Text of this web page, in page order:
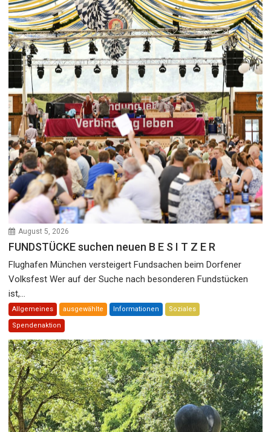
August 5, 2026
FUNDSTÜCKE suchen neuen B E S I T Z E R
Flughafen München versteigert Fundsachen beim Dorfener
Volksfest Wer auf der Suche nach besonderen Fundstücken
ist,...
Allgemeines ausgewählte Informationen Soziales
Spendenaktion